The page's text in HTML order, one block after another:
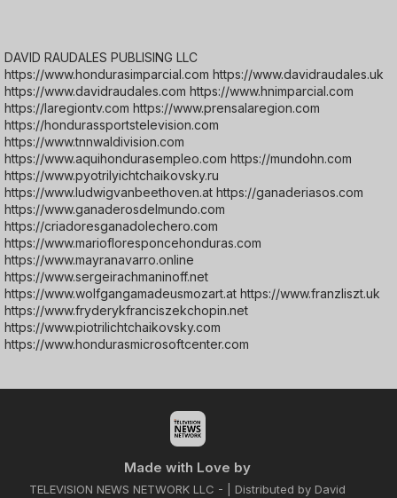
DAVID RAUDALES PUBLISING LLC
https://www.hondurasimparcial.com https://www.davidraudales.uk
https://www.davidraudales.com https://www.hnimparcial.com
https://laregiontv.com https://www.prensalaregion.com
https://hondurassportstelevision.com
https://www.tnnwaldivision.com
https://www.aquihondurasempleo.com https://mundohn.com
https://www.pyotrilyichtchaikovsky.ru
https://www.ludwigvanbeethoven.at https://ganaderiasos.com
https://www.ganaderosdelmundo.com
https://criadoresganadolechero.com
https://www.mariofloresponcehonduras.com
https://www.mayranavarro.online
https://www.sergeirachmaninoff.net
https://www.wolfgangamadeusmozart.at https://www.franzliszt.uk
https://www.fryderykfranciszekchopin.net
https://www.piotrilichtchaikovsky.com
https://www.hondurasmicrosoftcenter.com
Made with Love by
TELEVISION NEWS NETWORK LLC - | Distributed by David